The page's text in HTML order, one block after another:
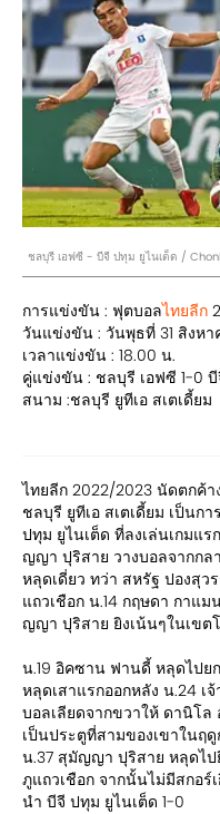
ชลบุรี เอฟซี - บีจี ปทุม ยูไนเต็ด /
การแข่งขัน : ฟุตบอลไทยลีก
วันแข่งขัน : วันพุธที่ 31 สิงห
เวลาแข่งขัน : 18.00 น.
คู่แข่งขัน : ชลบุรี เอฟซี 1-0
สนาม :ชลบุรี ยูทีเอ สเตเดี้ยม
ไทยลีก 2022/2023 นัดตกค้
ชลบุรี ยูทีเอ สเตเดี้ยม เป็นก
ปทุม ยูไนเต็ด ที่ลงเล่นเกมแ
ญญา ปุริสาย วางบอลจากกล
หลุดเดี่ยว ทว่า สหรัฐ ปองสุ
แถวเชือก น.14 กฤษดา กาแ
ญญา ปุริสาย ยิงเน้นๆในเขต
น.19 อิคซาน ฟานดี้ หลุดไป
หลุดเสาแรกออกหลัง น.24
บอลเลียดจากขวาให้ ดานิโล
เป็นประตูที่สามของเขาในฤ
น.37 สุมัญญา ปุริสาย หลุดไป
ภูแถวเชือก จากนั้นไม่มีสกอ
นำ บีจี ปทุม ยูไนเต็ด 1-0